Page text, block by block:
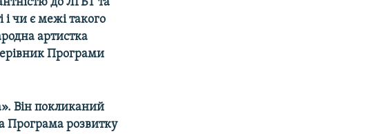
і чи є межі такого
артистка
Програми
Він покликаний
Програма розвитку